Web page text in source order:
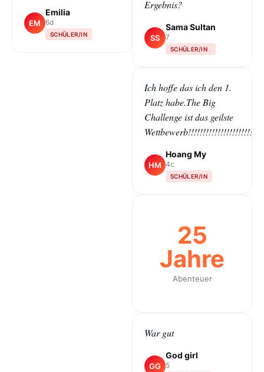
EM
Emilia
6d
SCHÜLER/IN
Ergebnis?
SS
Sama Sultan
7
SCHÜLER/IN
Ich hoffe das ich den 1.
Platz habe.The Big
Challenge ist das geilste
HM
Hoang My
4c
SCHÜLER/IN
25
Jahre
Abenteuer
War gut
GG
God girl
5